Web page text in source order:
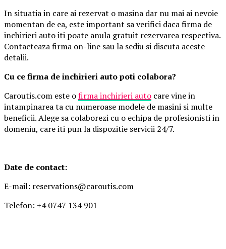
In situatia in care ai rezervat o masina dar nu mai ai nevoie
momentan de ea, este important sa verifici daca firma de
inchirieri auto iti poate anula gratuit rezervarea respectiva.
Contacteaza firma on-line sau la sediu si discuta aceste
detalii.
Cu ce firma de inchirieri auto poti colabora?
Caroutis.com este ofirma inchirieri auto care vine in
intampinarea ta cu numeroase modele de masini si multe
beneficii. Alege sa colaborezi cu o echipa de profesionisti in
domeniu, care iti pun la dispozitie servicii 24/7.
Date de contact:
E-mail: reservations@caroutis.com
Telefon: +4 0747 134 901